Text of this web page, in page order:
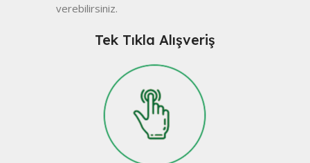
verebilirsiniz.
Tek Tıkla Alışveriş